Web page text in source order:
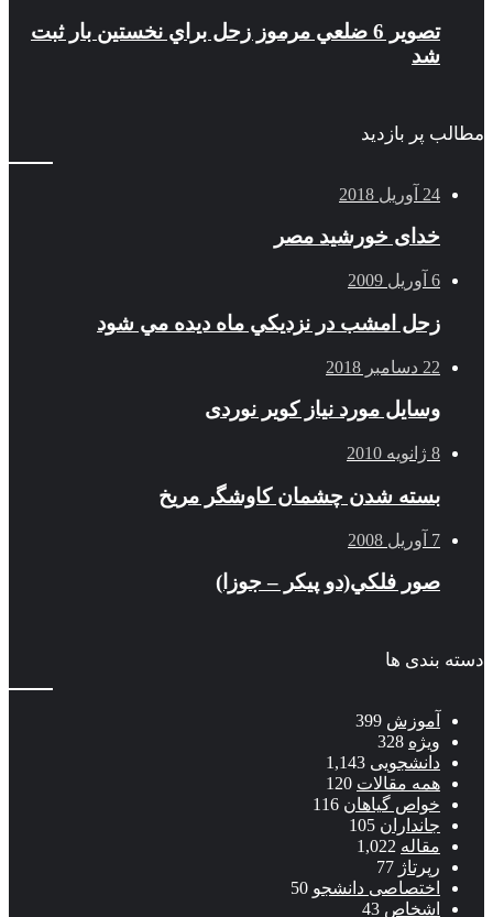
تصوير 6 ضلعي مرموز زحل براي نخستين بار ثبت
شد
مطالب پر بازدید
24 آوریل 2018
خدای خورشید مصر
6 آوریل 2009
زحل امشب در نزديكي ماه ديده مي شود
22 دسامبر 2018
وسایل مورد نیاز کویر نوردی
8 ژانویه 2010
بسته شدن چشمان کاوشگر مريخ
7 آوریل 2008
صور فلكي(دو پیکر – جوزا)
دسته بندی ها
آموزش 399
ویژه 328
دانشجویی 1,143
همه مقالات 120
خواص گیاهان 116
جانداران 105
مقاله 1,022
رپرتاژ 77
اختصاصی دانشجو 50
اشخاص 43